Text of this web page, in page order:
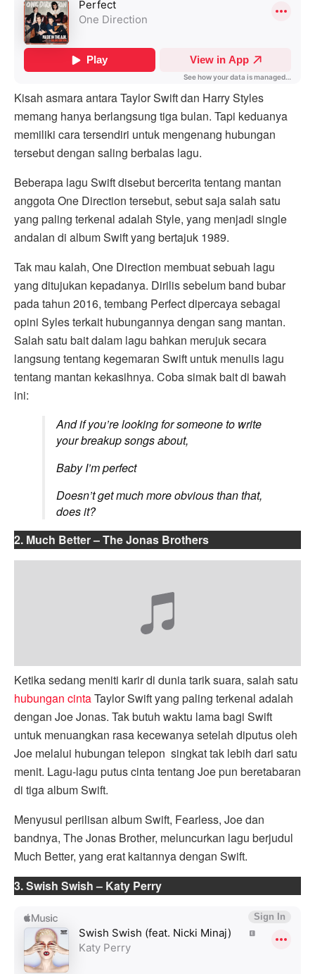
Kisah asmaraantaraTaylor Swift dan Harry Styles
memang hanyaberlangsung tigabulan. Tapi keduanya
memiliki caratersendiri untuk mengenang hubungan
tersebutdengan saling berbalas lagu.
Beberapa lagu Swiftdisebutberceritatentang mantan
anggotaOne Direction tersebut, sebutsajasalah satu
yang paling terkenal adalah Style, yang menjadi single
andalan di album Swift yang bertajuk 1989.
Tak mau kalah, One Direction membuat sebuah lagu
yang ditujukan kepadanya. Dirilis sebelum band bubar
pada tahun 2016, tembang Perfect dipercaya sebagai
opini Syles terkait hubungannya dengan sang mantan.
Salah satu bait dalam lagu bahkan merujuk secara
langsung tentang kegemaran Swift untuk menulis lagu
tentang mantan kekasihnya. Coba simak bait di bawah
ini:
And if you’re looking for someone to write
your breakup songs about,
Baby I’m perfect
Doesn’t get much more obvious than that,
does it?
2. Much Better – The Jonas Brothers
Ketika sedang meniti karir di dunia tarik suara, salah satu
hubungan cintaTaylor Swift yang paling terkenal adalah
dengan Joe Jonas. Tak butuh waktu lama bagi Swift
untuk menuangkan rasa kecewanya setelah diputus oleh
Joe melalui hubungan telepon singkat tak lebih dari satu
menit. Lagu-lagu putus cinta tentang Joe pun beretabaran
di tiga album Swift.
Menyusul perilisan album Swift, Fearless, Joe dan
bandnya, The Jonas Brother, meluncurkan lagu berjudul
Much Better, yang erat kaitannya dengan Swift.
3. Swish Swish – Katy Perry